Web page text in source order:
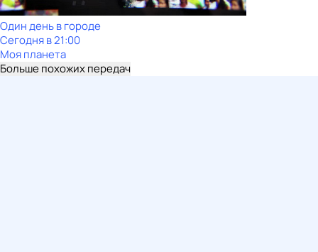
Один день в городе
Сегодня в 21:00
Моя планета
Больше похожих передач